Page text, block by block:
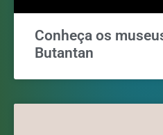
Conheça os
Butantan